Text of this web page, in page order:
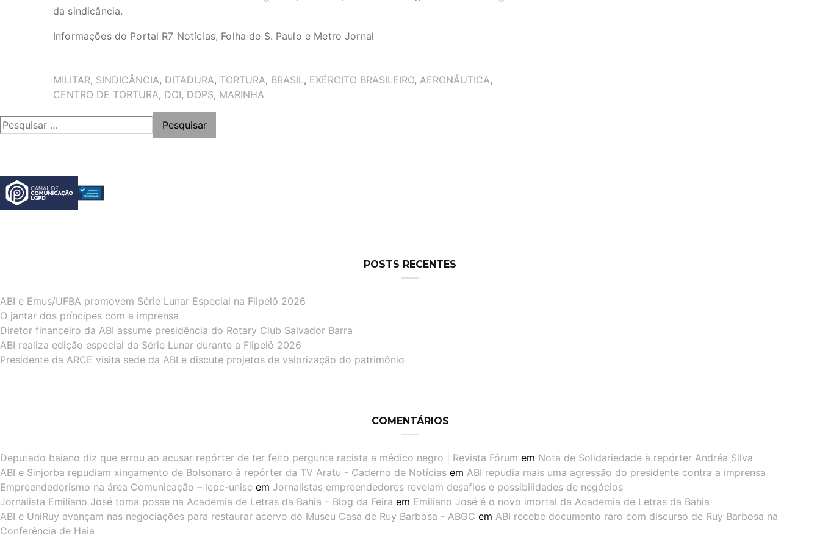
da sindicância.
Informações do Portal R7 Notícias, Folha de S. Paulo e Metro Jornal
TAGS
MILITAR, SINDICÂNCIA, DITADURA, TORTURA, BRASIL, EXÉRCITO BRASILEIRO, AERONÁUTICA,
CENTRO DE TORTURA, DOI, DOPS, MARINHA
PESQUISAR
POR:
POSTS RECENTES
ABI e Emus/UFBA promovem Série Lunar Especial na Flipelô 2026
O jantar dos príncipes com a imprensa
Diretor financeiro da ABI assume presidência do Rotary Club Salvador Barra
ABI realiza edição especial da Série Lunar durante a Flipelô 2026
Presidente da ARCE visita sede da ABI e discute projetos de valorização do patrimônio
COMENTÁRIOS
Deputado baiano diz que errou ao acusar repórter de ter feito pergunta racista a médico negro | Revista Fórum em Nota de Solidariedade à repórter Andréa Silva
ABI e Sinjorba repudiam xingamento de Bolsonaro à repórter da TV Aratu - Caderno de Notícias em ABI repudia mais uma agressão do presidente contra a imprensa
Empreendedorismo na área Comunicação – lepc-unisc em Jornalistas empreendedores revelam desafios e possibilidades de negócios
Jornalista Emiliano José toma posse na Academia de Letras da Bahia – Blog da Feira em Emiliano José é o novo imortal da Academia de Letras da Bahia
ABI e UniRuy avançam nas negociações para restaurar acervo do Museu Casa de Ruy Barbosa - ABGC em ABI recebe documento raro com discurso de Ruy Barbosa na
Conferência de Haia